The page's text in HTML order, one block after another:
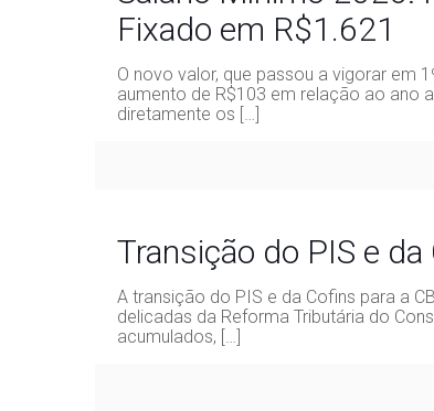
Fixado em R$1.621
O novo valor, que passou a vigorar em
aumento de R$103 em relação ao ano
diretamente os […]
Transição do PIS e
A transição do PIS e da Cofins para a
delicadas da Reforma Tributária do
acumulados, […]